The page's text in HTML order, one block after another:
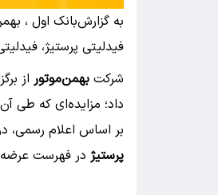
به گزارش
فیدلیتی پرستیژ، فیدلیتی الیت، ریسپکت ۲ و
شرکت بهمن‌موتور از
داد؛ مزایده‌ای که طی
بر اساس اعلام رسمی،
پرستیژ در فهرست عرضه